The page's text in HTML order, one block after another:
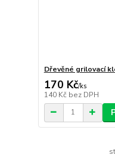
Dřevěné grilovací
170 Kč/ks
140 Kč bez DPH